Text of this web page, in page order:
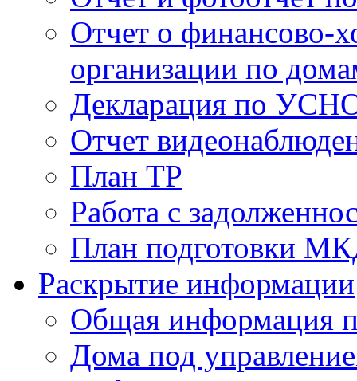
Отчет о финансово-
организации по
Декларация по
Отчет
План ТР
Работа с
План подготовки
Раскрытие информации
Общая информация
Дома под